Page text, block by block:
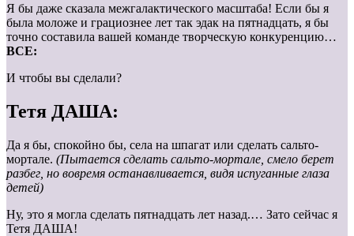
Я бы даже сказала межгалактического масштаба! Если бы я
была моложе и грациознее лет так эдак на пятнадцать, я бы
точно составила вашей команде творческую конкуренцию…
ВСЕ:
И чтобы вы сделали?
Тетя ДАША:
Да я бы, спокойно бы, села на шпагат или сделать сальто-
мортале. (Пытается сделать сальто-мортале, смело берет
разбег, но вовремя останавливается, видя испуганные глаза
детей)
Ну, это я могла сделать пятнадцать лет назад.… Зато сейчас я
Тетя ДАША!